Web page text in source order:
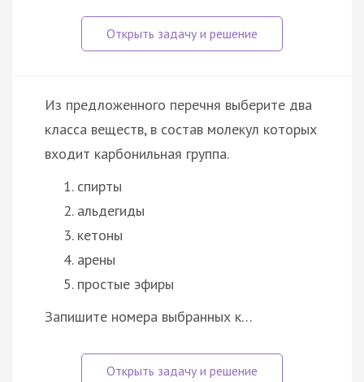
Из предложенного перечня выберите два
класса веществ, в состав молекул которых
входит карбонильная группа.
спирты
альдегиды
кетоны
арены
простые эфиры
Запишите номера выбранных к…